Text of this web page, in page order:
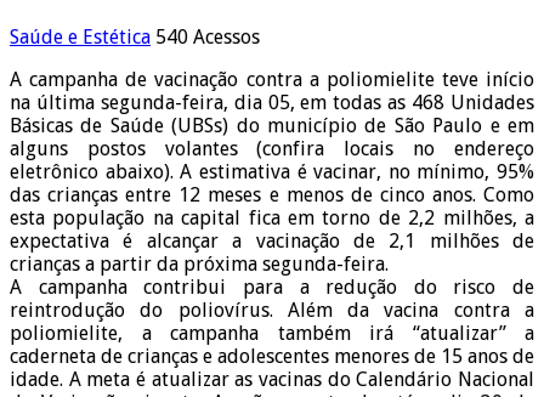
Saúde e Estética 540 Acessos
A campanha de vacinação contra a poliomielite teve início
na última segunda-feira, dia 05, em todas as 468 Unidades
Básicas de Saúde (UBSs) do município de São Paulo e em
alguns postos volantes (confira locais no endereço
eletrônico abaixo). A estimativa é vacinar, no mínimo, 95%
das crianças entre 12 meses e menos de cinco anos. Como
esta população na capital fica em torno de 2,2 milhões, a
expectativa é alcançar a vacinação de 2,1 milhões de
crianças a partir da próxima segunda-feira.
A campanha contribui para a redução do risco de
reintrodução do poliovírus. Além da vacina contra a
poliomielite, a campanha também irá “atualizar” a
caderneta de crianças e adolescentes menores de 15 anos de
idade. A meta é atualizar as vacinas do Calendário Nacional